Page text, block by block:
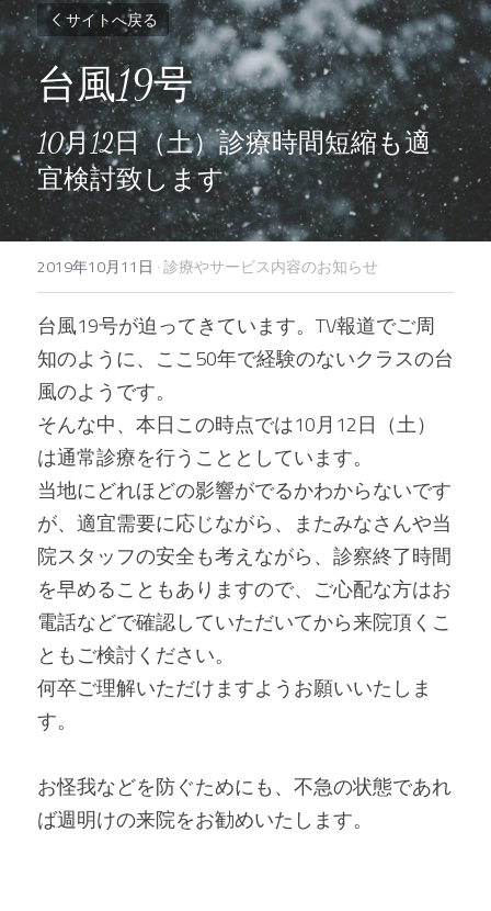
サイトへ戻る
台風19号
10月12日（土）診療時間短縮も適
宜検討致します
2019年10月11日 ·診療やサービス内容のお知らせ
台風19号が迫ってきています。TV報道でご周
知のように、ここ50年で経験のないクラスの台
風のようです。
そんな中、本日この時点では10月12日（土）
は通常診療を行うこととしています。
当地にどれほどの影響がでるかわからないです
が、適宜需要に応じながら、またみなさんや当
院スタッフの安全も考えながら、診察終了時間
を早めることもありますので、ご心配な方はお
電話などで確認していただいてから来院頂くこ
ともご検討ください。
何卒ご理解いただけますようお願いいたしま
す。
お怪我などを防ぐためにも、不急の状態であれ
ば週明けの来院をお勧めいたします。